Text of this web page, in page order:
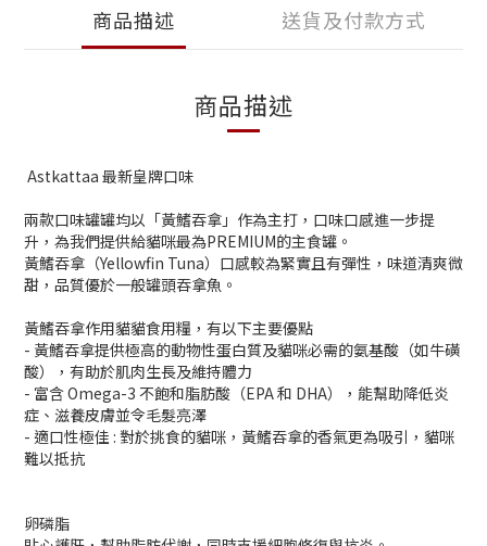
商品描述 送貨及付款方式
商品描述
Astkattaa 最新皇牌口味
兩款口味罐罐均以「黃鰭吞拿」作為主打，口味口感進一步提
升，為我們提供給貓咪最為PREMIUM的主食罐。
黃鰭吞拿（Yellowfin Tuna）口感較為緊實且有彈性，味道清爽微
甜，品質優於一般罐頭吞拿魚。
黃鰭吞拿作用貓貓食用糧，有以下主要優點
- 黃鰭吞拿提供極高的動物性蛋白質及貓咪必需的氨基酸（如牛磺
酸），有助於肌肉生長及維持體力
- 富含 Omega-3 不飽和脂肪酸（EPA 和 DHA），能幫助降低炎
症、滋養皮膚並令毛髮亮澤
- 適口性極佳 : 對於挑食的貓咪，黃鰭吞拿的香氣更為吸引，貓咪
難以抵抗
卵磷脂